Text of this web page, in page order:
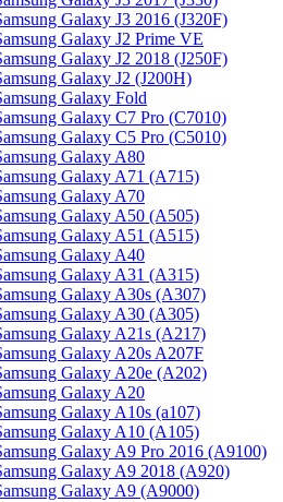
Galaxy J3 2016 (J320F)
Galaxy J2 Prime VE
Galaxy J2 2018 (J250F)
Galaxy J2 (J200H)
Galaxy Fold
Galaxy C7 Pro (C7010)
Galaxy C5 Pro (C5010)
Galaxy A80
Galaxy A71 (A715)
Galaxy A70
Galaxy A50 (A505)
Galaxy A51 (A515)
Galaxy A40
Galaxy A31 (A315)
Galaxy A30s (A307)
Galaxy A30 (A305)
Galaxy A21s (A217)
Galaxy A20s A207F
Galaxy A20e (A202)
Galaxy A20
Galaxy A10s (a107)
Galaxy A10 (A105)
Galaxy A9 Pro 2016 (A9100)
Galaxy A9 2018 (A920)
Galaxy A9 (A9000)